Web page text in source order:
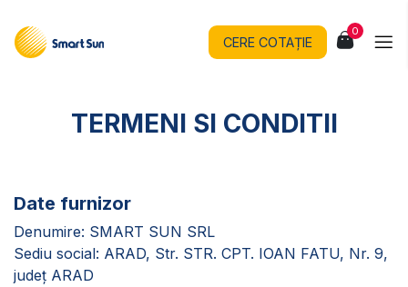
0
CERE COTAȚIE
TERMENI SI CONDITII
Date furnizor
Denumire: SMART SUN SRL
Sediu social: ARAD, Str. STR. CPT. IOAN FATU, Nr. 9,
județ ARAD